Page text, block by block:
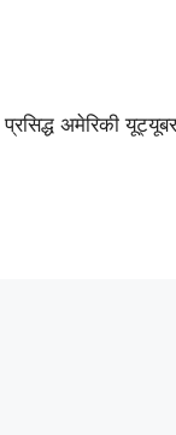
अमेरिकी